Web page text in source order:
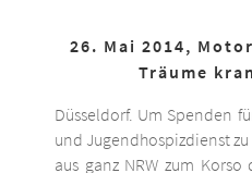
26. Mai 2014,
Träume
Düsseldorf. Um Spenden
und Jugendhospizdienst
aus ganz NRW zum